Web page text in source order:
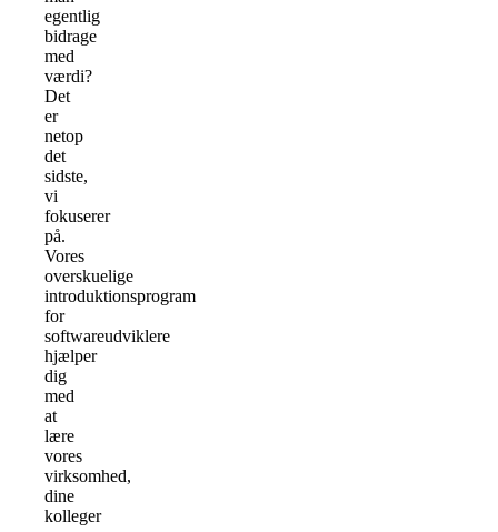
egentlig
bidrage
med
værdi?
Det
er
netop
det
sidste,
vi
fokuserer
på.
Vores
overskuelige
introduktionsprogram
for
softwareudviklere
hjælper
dig
med
at
lære
vores
virksomhed,
dine
kolleger